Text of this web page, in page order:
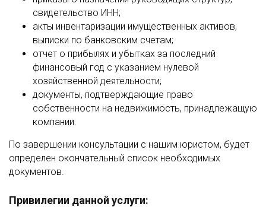
свидетельство ИНН;
акты инвентаризации имущественных активов,
выписки по банковским счетам;
отчет о прибылях и убытках за последний
финансовый год с указанием нулевой
хозяйственной деятельности;
документы, подтверждающие право
собственности на недвижимость, принадлежащую
компании.
По завершении консультации с нашим юристом, будет
определен окончательный список необходимых
документов.
Привилегии данной услуги: